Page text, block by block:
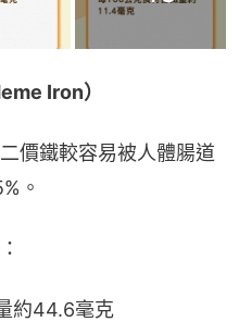
Iron）
價鐵較容易被人體腸道
。
約44.6毫克